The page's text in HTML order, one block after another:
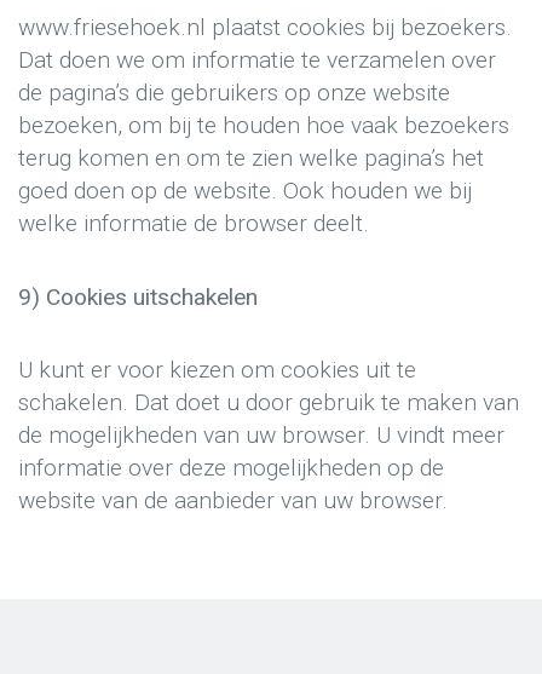
www.friesehoek.nl plaatst cookies bij bezoekers.
Dat doen we om informatie te verzamelen over
de pagina’s die gebruikers op onze website
bezoeken, om bij te houden hoe vaak bezoekers
terug komen en om te zien welke pagina’s het
goed doen op de website. Ook houden we bij
welke informatie de browser deelt.
9) Cookies uitschakelen
U kunt er voor kiezen om cookies uit te
schakelen. Dat doet u door gebruik te maken van
de mogelijkheden van uw browser. U vindt meer
informatie over deze mogelijkheden op de
website van de aanbieder van uw browser.